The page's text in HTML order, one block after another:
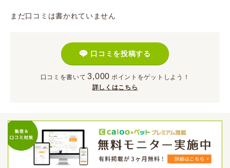
まだ口コミは書かれていません
口コミを投稿する
口コミを書いて 3,000 ポイント をゲットしよう！
詳しくはこちら